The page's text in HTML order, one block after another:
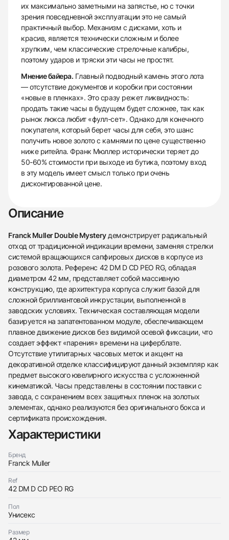
их максимально заметными на запястье, но с точки
зрения повседневной эксплуатации это не самый
практичный выбор. Механизм с дисками, хоть и
красив, является технически сложным и более
хрупким, чем классические стрелочные калибры,
поэтому ударов и тряски эти часы не простят.
Мнение байера. Главный подводный камень этого лота
— отсутствие документов и коробки при состоянии
«новые в пленках». Это сразу режет ликвидность:
продать такие часы в будущем будет сложнее, так как
рынок люкса любит «фулл-сет». Однако для конечного
покупателя, который берет часы для себя, это шанс
получить новое золото с камнями по цене существенно
ниже ритейла. Франк Мюллер исторически теряет до
50-60% стоимости при выходе из бутика, поэтому вход
в эту модель имеет смысл только при очень
дисконтированной цене.
Описание
Franck Muller Double Mysteryдемонстрирует радикальный
отход от традиционной индикации времени, заменяя стрелки
системой вращающихся сапфировых дисков в корпусе из
розового золота. Референс 42 DM D CD PEO RG, обладая
диаметром 42 мм, представляет собой массивную
конструкцию, где архитектура корпуса служит базой для
сложной бриллиантовой инкрустации, выполненной в
заводских условиях. Техническая составляющая модели
базируется на запатентованном модуле, обеспечивающем
плавное движение дисков без видимой осевой фиксации, что
создает эффект «парения» времени на циферблате.
Отсутствие утилитарных часовых меток и акцент на
декоративной отделке классифицируют данный экземпляр как
предмет высокого ювелирного искусства с усложненной
кинематикой. Часы представлены в состоянии поставки с
завода, с сохранением всех защитных пленок на золотых
элементах, однако реализуются без оригинального бокса и
сертификата происхождения.
Характеристики
Бренд
Franck Muller
Ref
42 DM D CD PEO RG
Пол
Унисекс
Размер
Заказать эти часы
с вами
Оставьте ваши контактные данные и мы свяжемся